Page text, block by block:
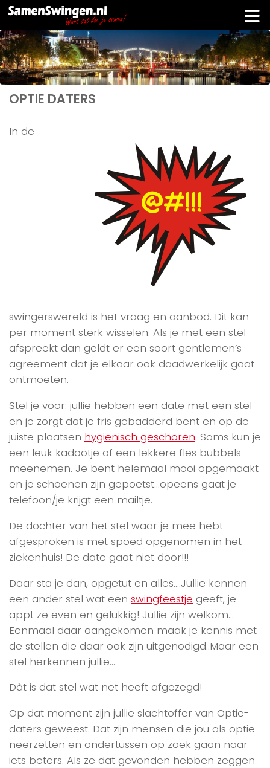
Doorgaan naar inhoud
OPTIE DATERS
In de
swingerswereld is het vraag en aanbod. Dit kan
per moment sterk wisselen. Als je met een stel
afspreekt dan geldt er een soort gentlemen’s
agreement dat je elkaar ook daadwerkelijk gaat
ontmoeten.
Stel je voor: jullie hebben een date met een stel
en je zorgt dat je fris gebadderd bent en op de
juiste plaatsen hygiënisch geschoren. Soms kun je
een leuk kadootje of een lekkere fles bubbels
meenemen. Je bent helemaal mooi opgemaakt
en je schoenen zijn gepoetst…opeens gaat je
telefoon/je krijgt een mailtje.
De dochter van het stel waar je mee hebt
afgesproken is met spoed opgenomen in het
ziekenhuis! De date gaat niet door!!!
Daar sta je dan, opgetut en alles….Jullie kennen
een ander stel wat een swingfeestje geeft, je
appt ze even en gelukkig! Jullie zijn welkom…
Eenmaal daar aangekomen maak je kennis met
de stellen die daar ook zijn uitgenodigd..Maar een
stel herkennen jullie…
Dàt is dat stel wat net heeft afgezegd!
Op dat moment zijn jullie slachtoffer van Optie-
daters geweest. Dat zijn mensen die jou als optie
neerzetten en ondertussen op zoek gaan naar
iets beters. Als ze dat gevonden hebben zeggen